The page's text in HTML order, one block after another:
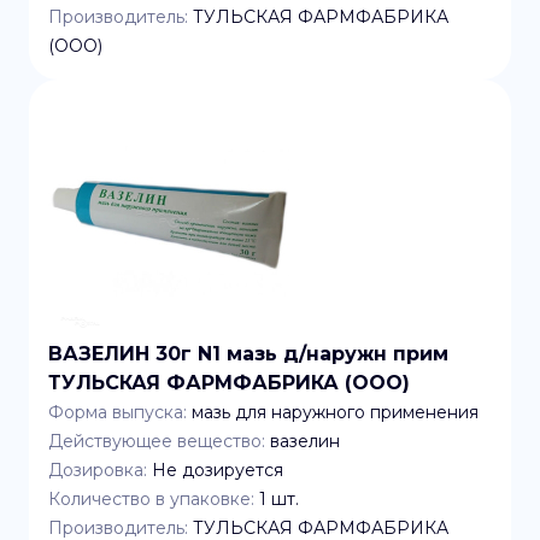
Производитель: ТУЛЬСКАЯ ФАРМФАБРИКА
(ООО)
ВАЗЕЛИН 30г N1 мазь д/наружн прим
ТУЛЬСКАЯ ФАРМФАБРИКА (ООО)
Форма выпуска: мазь для наружного применения
Действующее вещество: вазелин
Дозировка: Не дозируется
Количество в упаковке: 1 шт.
Производитель: ТУЛЬСКАЯ ФАРМФАБРИКА